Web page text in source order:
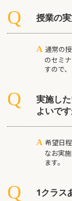
授業の
A 通常の
のセミ
すので、
実施し
よいで
A 希望日
なお実
ます。
1クラス